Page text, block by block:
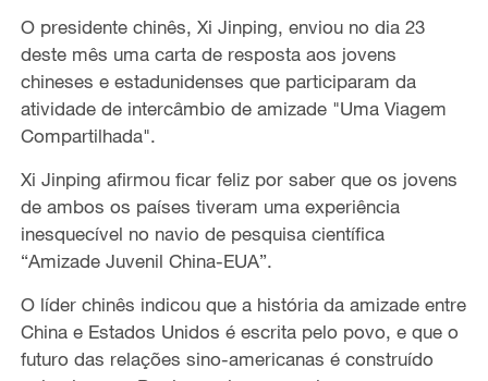
O presidente chinês, Xi Jinping, enviou no dia 23
deste mês uma carta de resposta aos jovens
chineses e estadunidenses que participaram da
atividade de intercâmbio de amizade "Uma Viagem
Compartilhada".
Xi Jinping afirmou ficar feliz por saber que os jovens
de ambos os países tiveram uma experiência
inesquecível no navio de pesquisa científica
“Amizade Juvenil China-EUA”.
O líder chinês indicou que a história da amizade entre
China e Estados Unidos é escrita pelo povo, e que o
futuro das relações sino-americanas é construído